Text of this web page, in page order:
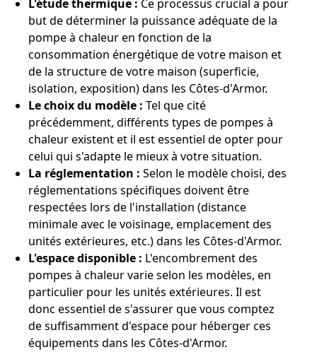
L'étude thermique : Ce processus crucial a pour
but de déterminer la puissance adéquate de la
pompe à chaleur en fonction de la
consommation énergétique de votre maison et
de la structure de votre maison (superficie,
isolation, exposition) dans les Côtes-d'Armor.
Le choix du modèle : Tel que cité
précédemment, différents types de pompes à
chaleur existent et il est essentiel de opter pour
celui qui s'adapte le mieux à votre situation.
La réglementation : Selon le modèle choisi, des
réglementations spécifiques doivent être
respectées lors de l'installation (distance
minimale avec le voisinage, emplacement des
unités extérieures, etc.) dans les Côtes-d'Armor.
L'espace disponible : L'encombrement des
pompes à chaleur varie selon les modèles, en
particulier pour les unités extérieures. Il est
donc essentiel de s'assurer que vous comptez
de suffisamment d'espace pour héberger ces
équipements dans les Côtes-d'Armor.